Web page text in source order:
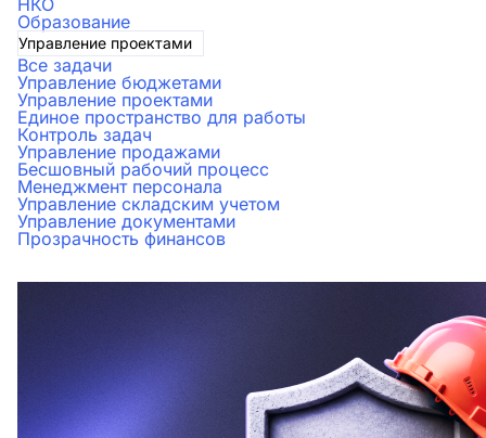
НКО
Образование
Управление проектами
Все задачи
Управление бюджетами
Управление проектами
Единое пространство для работы
Контроль задач
Управление продажами
Бесшовный рабочий процесс
Менеджмент персонала
Управление складским учетом
Управление документами
Прозрачность финансов